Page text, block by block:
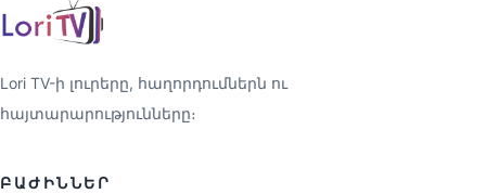
Lori TV-ի լուրերը, հաղորդումներն ու
հայտարարությունները։
ԲԱԺԻՆՆԵՐ